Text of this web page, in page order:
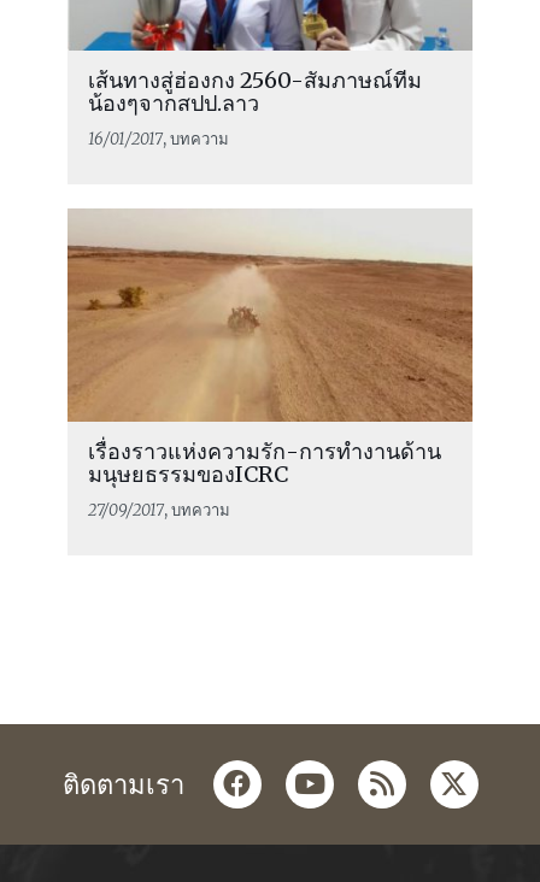
เส้นทางสู่ฮ่องกง 2560-สัมภาษณ์ทีม
น้องๆจากสปป.ลาว
16/01/2017, บทความ
เรื่องราวแห่งความรัก-การทำงานด้าน
มนุษยธรรมของICRC
27/09/2017, บทความ
ติดตามเรา facebookyoutube
rss twitter